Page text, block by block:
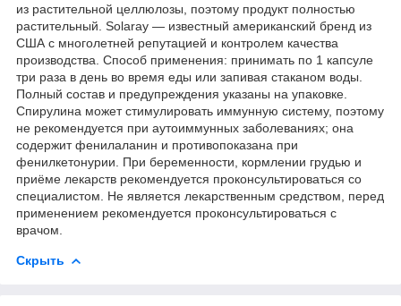
из растительной целлюлозы, поэтому продукт полностью
растительный. Solaray — известный американский бренд из
США с многолетней репутацией и контролем качества
производства. Способ применения: принимать по 1 капсуле
три раза в день во время еды или запивая стаканом воды.
Полный состав и предупреждения указаны на упаковке.
Спирулина может стимулировать иммунную систему, поэтому
не рекомендуется при аутоиммунных заболеваниях; она
содержит фенилаланин и противопоказана при
фенилкетонурии. При беременности, кормлении грудью и
приёме лекарств рекомендуется проконсультироваться со
специалистом. Не является лекарственным средством, перед
применением рекомендуется проконсультироваться с
врачом.
Скрыть